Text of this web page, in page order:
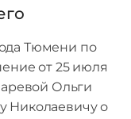
Тюмени по
от 25 июля
Ольги
Николаевичу о